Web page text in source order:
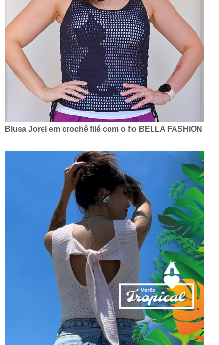
Blusa Jorel em crochê filé com o fio BELLA FASHION